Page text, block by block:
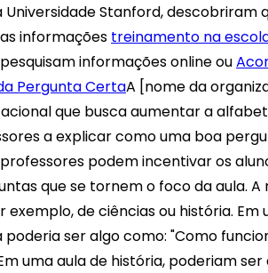
Stanford, descobriram
informações treinamento na
informações online ou
Pergunta CertaA [nome da
que busca aumentar a
a explicar como uma boa
podem incentivar os
que se tornem o foco da aula.
exemplo, de ciências ou história. Em
ser algo como: "Como
uma aula de história, poderiam